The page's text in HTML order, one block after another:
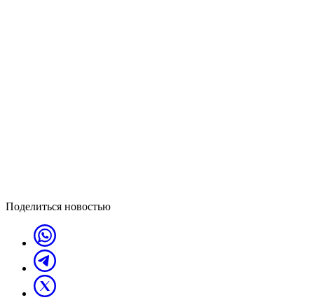
Поделиться новостью